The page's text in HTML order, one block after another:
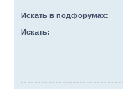
Искать в подфорумах:
Искать: